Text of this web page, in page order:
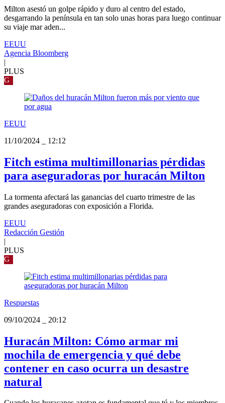
Milton asestó un golpe rápido y duro al centro del estado,
desgarrando la península en tan solo unas horas para luego continuar
su viaje mar aden...
EEUU
Agencia Bloomberg
|
PLUS
G
EEUU
11/10/2024
12:12
Fitch estima multimillonarias pérdidas
para aseguradoras por huracán Milton
La tormenta afectará las ganancias del cuarto trimestre de las
grandes aseguradoras con exposición a Florida.
EEUU
Redacción Gestión
|
PLUS
G
Respuestas
09/10/2024
20:12
Huracán Milton: Cómo armar mi
mochila de emergencia y qué debe
contener en caso ocurra un desastre
natural